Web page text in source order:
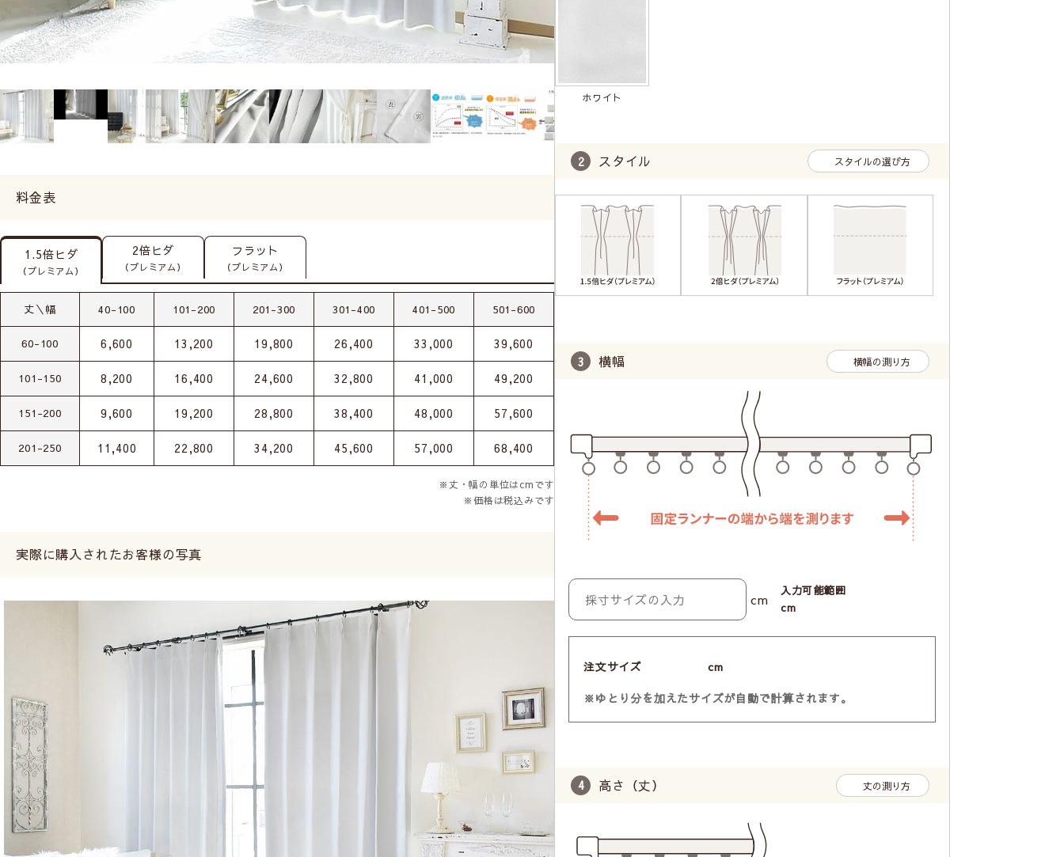
料金表
1.5倍ヒダ
（プレミアム）
2倍ヒダ
（プレミアム）
フラット
（プレミアム）
丈＼幅 40-100 101-200 201-300 301-400 401-500 501-600
60-100 6,600 13,200 19,800 26,400 33,000 39,600
101-150 8,200 16,400 24,600 32,800 41,000 49,200
151-200 9,600 19,200 28,800 38,400 48,000 57,600
201-250 11,400 22,800 34,200 45,600 57,000 68,400
※丈・幅の単位はcmです
※価格は税込みです
実際に購入されたお客様の写真
ホワイト
スタイル スタイルの選び方
横幅 横幅の測り方
cm
入力可能範囲
cm
注文サイズ cm
※ゆとり分を加えたサイズが自動で計算されます。
高さ（丈） 丈の測り方